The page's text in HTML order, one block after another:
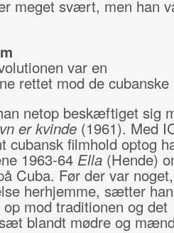
meget svært, men han
var en
rettet mod de cubanske
netop beskæftiget sig
er kvinde(1961). Med
cubansk filmhold optog
1963-64 Ella(Hende)
Cuba. Før der var
herhjemme, sætter
mod traditionen og det
blandt mødre og